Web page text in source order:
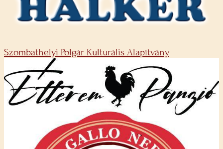
Szombathelyi Polgár Kulturális Alapítvány